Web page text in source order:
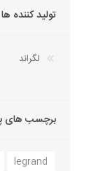
تولید کننده ها
لگراند
برچسب های
legrand